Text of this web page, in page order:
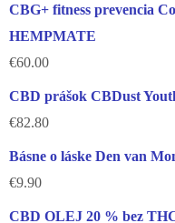
CBG+ fitness prevencia
HEMPMATE
€60.00
CBD prášok CBDust
€82.80
Básne o láske Den van
€9.90
CBD OLEJ 20 % bez